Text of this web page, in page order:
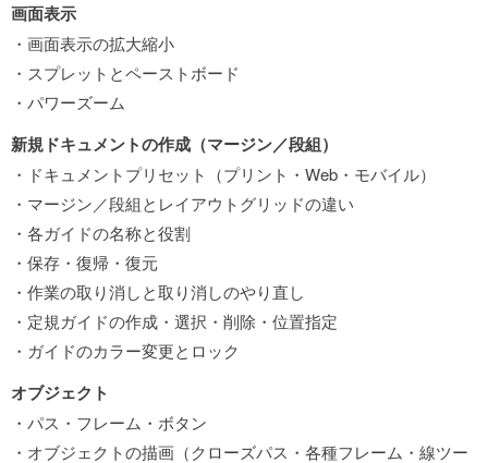
画面表示
・画面表示の拡大縮小
・スプレットとペーストボード
・パワーズーム
新規ドキュメントの作成（マージン／段組）
・ドキュメントプリセット（プリント・Web・モバイル）
・マージン／段組とレイアウトグリッドの違い
・各ガイドの名称と役割
・保存・復帰・復元
・作業の取り消しと取り消しのやり直し
・定規ガイドの作成・選択・削除・位置指定
・ガイドのカラー変更とロック
オブジェクト
・パス・フレーム・ボタン
・オブジェクトの描画（クローズパス・各種フレーム・線ツー